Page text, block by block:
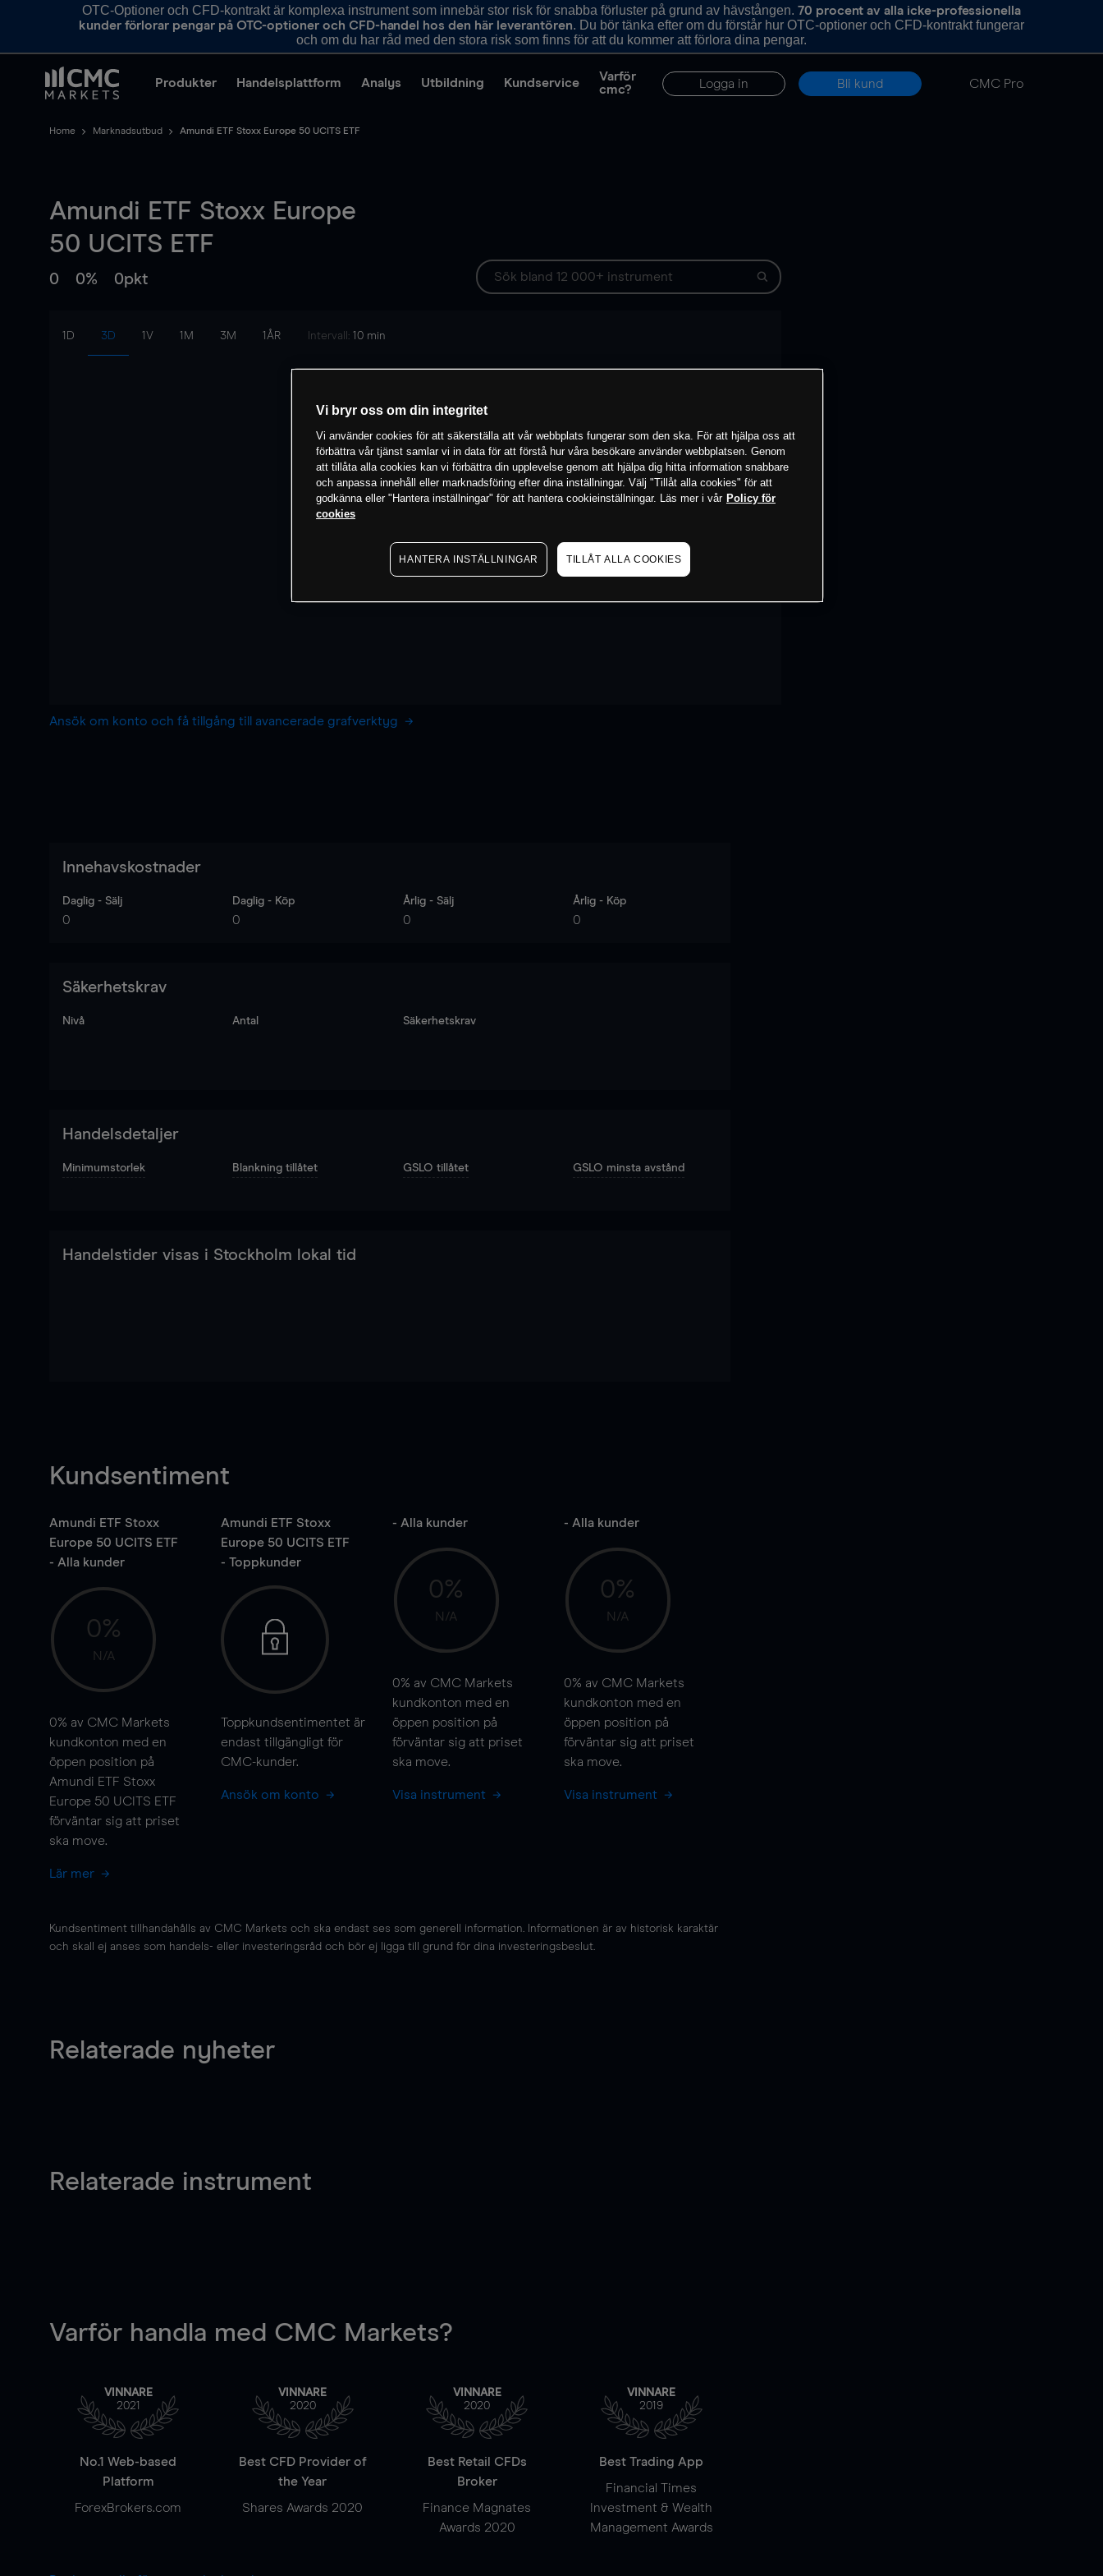
OTC-Optioner och CFD-kontrakt är komplexa instrument som innebär stor risk för snabba förluster på grund av hävstången. 70 procent av alla icke-professionella
kunder förlorar pengar på OTC-optioner och CFD-handel hos den här leverantören. Du bör tänka efter om du förstår hur OTC-optioner och CFD-kontrakt fungerar
och om du har råd med den stora risk som finns för att du kommer att förlora dina pengar.
Produkter Handelsplattform Analys Utbildning Kundservice
Varför
cmc?
Logga in Bli kund CMC Pro
Home Marknadsutbud Amundi ETF Stoxx Europe 50 UCITS ETF
Amundi ETF Stoxx Europe
50 UCITS ETF
0 0% 0pkt
1D 3D 1V 1M 3M 1ÅR Intervall: 10 min
Ansök om konto och få tillgång till avancerade grafverktyg
Innehavskostnader
Daglig - Sälj
0
Daglig - Köp
0
Årlig - Sälj
0
Årlig - Köp
0
Säkerhetskrav
Nivå Antal Säkerhetskrav
Handelsdetaljer
Minimumstorlek Blankning tillåtet GSLO tillåtet GSLO minsta avstånd
Handelstider visas i Stockholm lokal tid
Kundsentiment
Amundi ETF Stoxx
Europe 50 UCITS ETF
- Alla kunder
0%
N/A
0% av CMC Markets
kundkonton med en
öppen position på
Amundi ETF Stoxx
Europe 50 UCITS ETF
förväntar sig att priset
ska move.
Lär mer
Amundi ETF Stoxx
Europe 50 UCITS ETF
- Toppkunder
Toppkundsentimentet är
endast tillgängligt för
CMC-kunder.
Ansök om konto
- Alla kunder
0%
N/A
0% av CMC Markets
kundkonton med en
öppen position på
förväntar sig att priset
ska move.
Visa instrument
- Alla kunder
0%
N/A
0% av CMC Markets
kundkonton med en
öppen position på
förväntar sig att priset
ska move.
Visa instrument
Kundsentiment tillhandahålls av CMC Markets och ska endast ses som generell information. Informationen är av historisk karaktär
och skall ej anses som handels- eller investeringsråd och bör ej ligga till grund för dina investeringsbeslut.
Relaterade nyheter
Relaterade instrument
Varför handla med CMC Markets?
VINNARE
2021
No.1 Web-based
Platform
ForexBrokers.com
VINNARE
2020
Best CFD Provider of
the Year
Shares Awards 2020
VINNARE
2020
Best Retail CFDs
Broker
Finance Magnates
Awards 2020
VINNARE
2019
Best Trading App
Financial Times
Investment & Wealth
Management Awards
Vi bryr oss om din integritet
Vi använder cookies för att säkerställa att vår webbplats fungerar som den ska. För att hjälpa oss att
förbättra vår tjänst samlar vi in data för att förstå hur våra besökare använder webbplatsen. Genom
att tillåta alla cookies kan vi förbättra din upplevelse genom att hjälpa dig hitta information snabbare
och anpassa innehåll eller marknadsföring efter dina inställningar. Välj "Tillåt alla cookies" för att
godkänna eller "Hantera inställningar" för att hantera cookieinställningar. Läs mer i vår Policy för
cookies
HANTERA INSTÄLLNINGAR TILLÅT ALLA COOKIES